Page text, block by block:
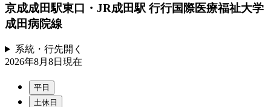
京成成田駅東口・JR成田駅 行行国際医療福祉大学
成田病院線
系統・行先開く
2026年8月8日 現在
平日
土休日